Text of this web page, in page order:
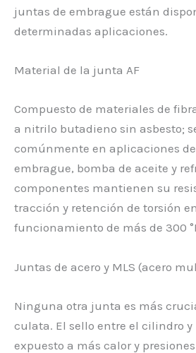
juntas de embrague están
determinadas aplicaciones.
Material de la junta AF
Compuesto de materiales de
a nitrilo butadieno sin asbesto;
comúnmente en aplicaciones
embrague, bomba de aceite y
componentes mantienen su
tracción y retención de torsión
funcionamiento de más de 300
Juntas de acero y MLS (acero
Ninguna otra junta es más
culata. El sello entre el cilindro
expuesto a más calor y